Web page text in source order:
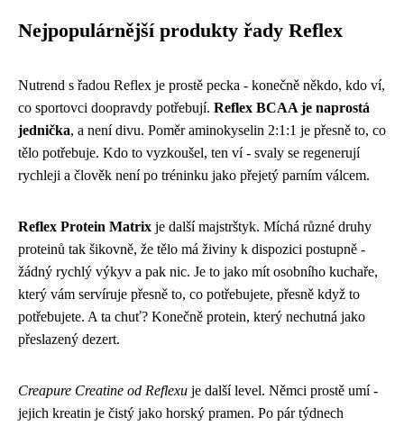
Nejpopulárnější produkty řady Reflex
Nutrend s řadou Reflex je prostě pecka - konečně někdo, kdo ví,
co sportovci doopravdy potřebují. Reflex BCAA je naprostá
jednička, a není divu. Poměr aminokyselin 2:1:1 je přesně to, co
tělo potřebuje. Kdo to vyzkoušel, ten ví - svaly se regenerují
rychleji a člověk není po tréninku jako přejetý parním válcem.
Reflex Protein Matrix je další majstrštyk. Míchá různé druhy
proteinů tak šikovně, že tělo má živiny k dispozici postupně -
žádný rychlý výkyv a pak nic. Je to jako mít osobního kuchaře,
který vám servíruje přesně to, co potřebujete, přesně když to
potřebujete. A ta chuť? Konečně protein, který nechutná jako
přeslazený dezert.
Creapure Creatine od Reflexu je další level. Němci prostě umí -
jejich kreatin je čistý jako horský pramen. Po pár týdnech